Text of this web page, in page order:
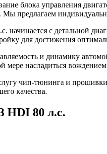
блока управления
Мы предлагаем
с детальной
для достижения
и динамику
мере насладиться
чип-тюнинга и
качества.
HDI 80 л.с.